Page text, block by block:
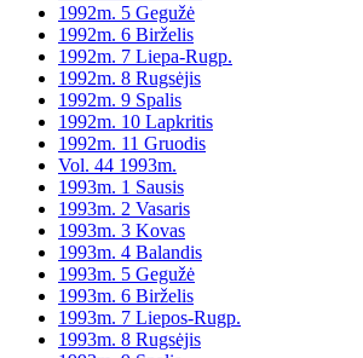
1992m. 5 Gegužė
1992m. 6 Birželis
1992m. 7 Liepa-Rugp.
1992m. 8 Rugsėjis
1992m. 9 Spalis
1992m. 10 Lapkritis
1992m. 11 Gruodis
Vol. 44 1993m.
1993m. 1 Sausis
1993m. 2 Vasaris
1993m. 3 Kovas
1993m. 4 Balandis
1993m. 5 Gegužė
1993m. 6 Birželis
1993m. 7 Liepos-Rugp.
1993m. 8 Rugsėjis